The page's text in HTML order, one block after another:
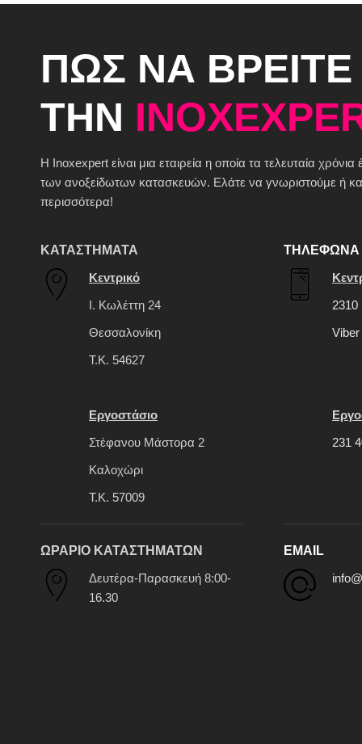
ΠΩΣ ΝΑ ΒΡΕΙΤΕ
ΤΗΝ
H Inoxexpert είναι μια εταιρεία η οποία τα τελευταία
των ανοξείδωτων κατασκευών. Ελάτε να γνωριστούμε ή
περισσότερα!
ΚΑΤΑΣΤΗΜΑΤΑ
Κεντρικό
Ι. Κωλέττη 24
Θεσσαλονίκη
Τ.Κ. 54627
Εργοστάσιο
Στέφανου Μάστορα 2
Καλοχώρι
Τ.Κ. 57009
ΩΡΑΡΙΟ ΚΑΤΑΣΤΗΜΑΤΩΝ
Δευτέρα-Παρασκευή 8:00-
16.30
ΤΗΛΕΦΩΝΑ
2310
Viber
231
EMAIL